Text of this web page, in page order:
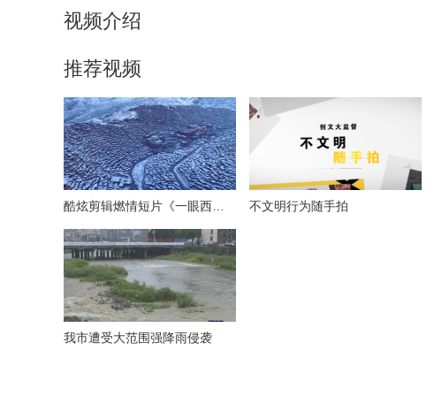
视频介绍
推荐视频
不文明行为随手拍
我市遭受大范围强降雨侵袭